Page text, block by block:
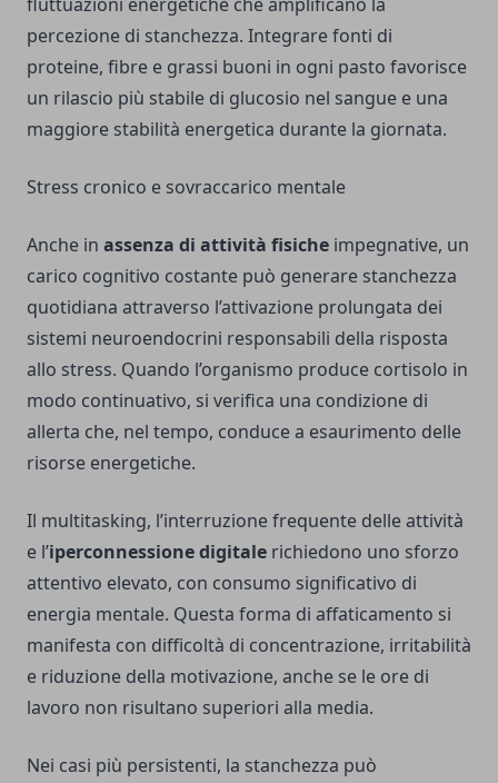
percezione di stanchezza. Integrare fonti di
proteine, fibre e grassi buoni in ogni pasto favorisce
un rilascio più stabile di glucosio nel sangue e una
maggiore stabilità energetica durante la giornata.
Stress cronico e sovraccarico mentale
Anche in assenza di attività fisiche impegnative, un
carico cognitivo costante può generare stanchezza
quotidiana attraverso l’attivazione prolungata dei
sistemi neuroendocrini responsabili della risposta
allo stress. Quando l’organismo produce cortisolo in
modo continuativo, si verifica una condizione di
allerta che, nel tempo, conduce a esaurimento delle
risorse energetiche.
Il multitasking, l’interruzione frequente delle attività
e l’iperconnessione digitale richiedono uno sforzo
attentivo elevato, con consumo significativo di
energia mentale. Questa forma di affaticamento si
manifesta con difficoltà di concentrazione, irritabilità
e riduzione della motivazione, anche se le ore di
lavoro non risultano superiori alla media.
Nei casi più persistenti, la stanchezza può